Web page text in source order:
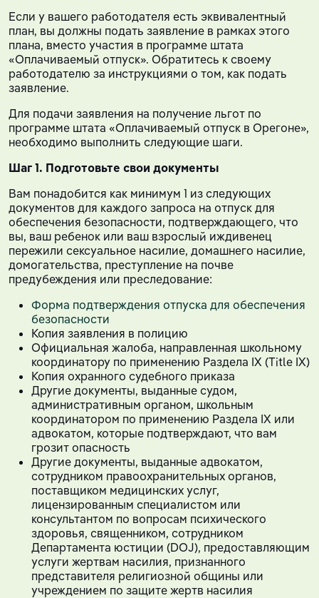
Если у вашего работодателя есть эквивалентный
план, вы должны подать заявление в рамках этого
плана, вместо участия в программе штата
«Оплачиваемый отпуск». Обратитесь к своему
работодателю за инструкциями о том, как подать
заявление.
Для подачи заявления на получение льгот по
программе штата «Оплачиваемый отпуск в Орегоне»,
необходимо выполнить следующие шаги.
Шаг 1. Подготовьте свои документы
Вам понадобится как минимум 1 из следующих
документов для каждого запроса на отпуск для
обеспечения безопасности, подтверждающего, что
вы, ваш ребенок или ваш взрослый иждивенец
пережили сексуальное насилие, домашнего насилие,
домогательства, преступление на почве
предубеждения или преследование:
Форма подтверждения отпуска для обеспечения
безопасности
Копия заявления в полицию
Официальная жалоба, направленная школьному
координатору по применению Раздела IX (Title IX)
Копия охранного судебного приказа
Другие документы, выданные судом,
административным органом, школьным
координатором по применению Раздела IX или
адвокатом, которые подтверждают, что вам
грозит опасность
Другие документы, выданные адвокатом,
сотрудником правоохранительных органов,
поставщиком медицинских услуг,
лицензированным специалистом или
консультантом по вопросам психического
здоровья, священником, сотрудником
Департамента юстиции (DOJ), предоставляющим
услуги жертвам насилия, признанного
представителя религиозной общины или
учреждением по защите жертв насилия